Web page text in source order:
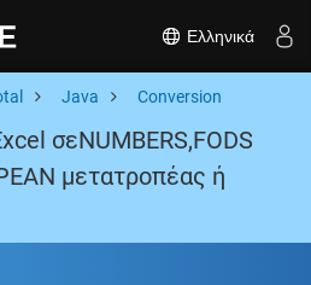
Ελληνικά
Java Conversion
σεNUMBERS,FODS
μετατροπέας ή